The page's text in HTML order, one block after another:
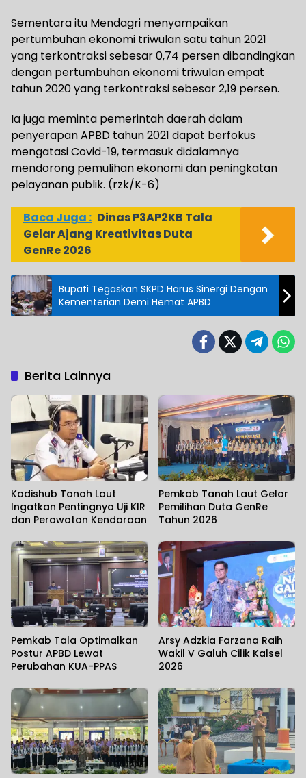
Sementara itu Mendagri menyampaikan
pertumbuhan ekonomi triwulan satu tahun 2021
yang terkontraksi sebesar 0,74 persen dibandingkan
dengan pertumbuhan ekonomi triwulan empat
tahun 2020 yang terkontraksi sebesar 2,19 persen.
Ia juga meminta pemerintah daerah dalam
penyerapan APBD tahun 2021 dapat berfokus
mengatasi Covid-19, termasuk didalamnya
mendorong pemulihan ekonomi dan peningkatan
pelayanan publik. (rzk/K-6)
Baca Juga : Dinas P3AP2KB Tala
Gelar Ajang Kreativitas Duta
GenRe 2026
Bupati Tegaskan SKPD Harus Sinergi Dengan
Kementerian Demi Hemat APBD
Berita Lainnya
Kadishub Tanah Laut
Ingatkan Pentingnya Uji KIR
dan Perawatan Kendaraan
Pemkab Tanah Laut Gelar
Pemilihan Duta GenRe
Tahun 2026
Pemkab Tala Optimalkan
Postur APBD Lewat
Perubahan KUA-PPAS
Arsy Adzkia Farzana Raih
Wakil V Galuh Cilik Kalsel
2026